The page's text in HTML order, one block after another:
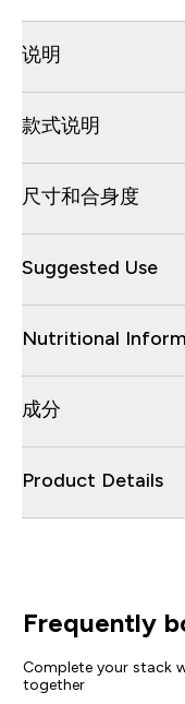
说明
款式说明
尺寸和合身度
Suggested Use
Nutritional
成分
Product Details
Frequently
Complete your stack
together